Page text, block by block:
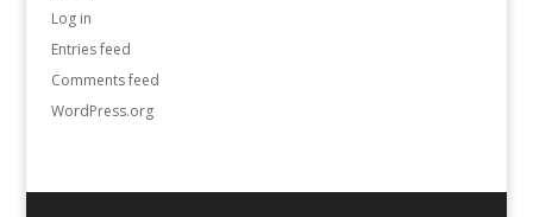
Log in
Entries feed
Comments feed
WordPress.org